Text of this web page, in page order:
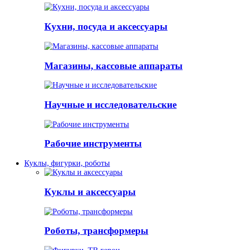
Кухни, посуда и аксессуары
Магазины, кассовые аппараты
Научные и исследовательские
Рабочие инструменты
Куклы, фигурки, роботы
Куклы и аксессуары
Роботы, трансформеры